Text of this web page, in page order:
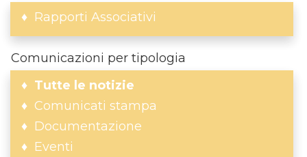
Rapporti Associativi
Comunicazioni per tipologia
Tutte le notizie
Comunicati stampa
Documentazione
Eventi